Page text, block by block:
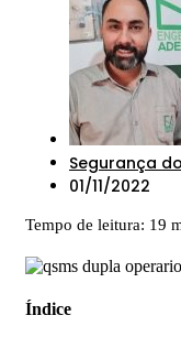
Segurança
01/11/2022
Tempo de leitura: 19
Índice